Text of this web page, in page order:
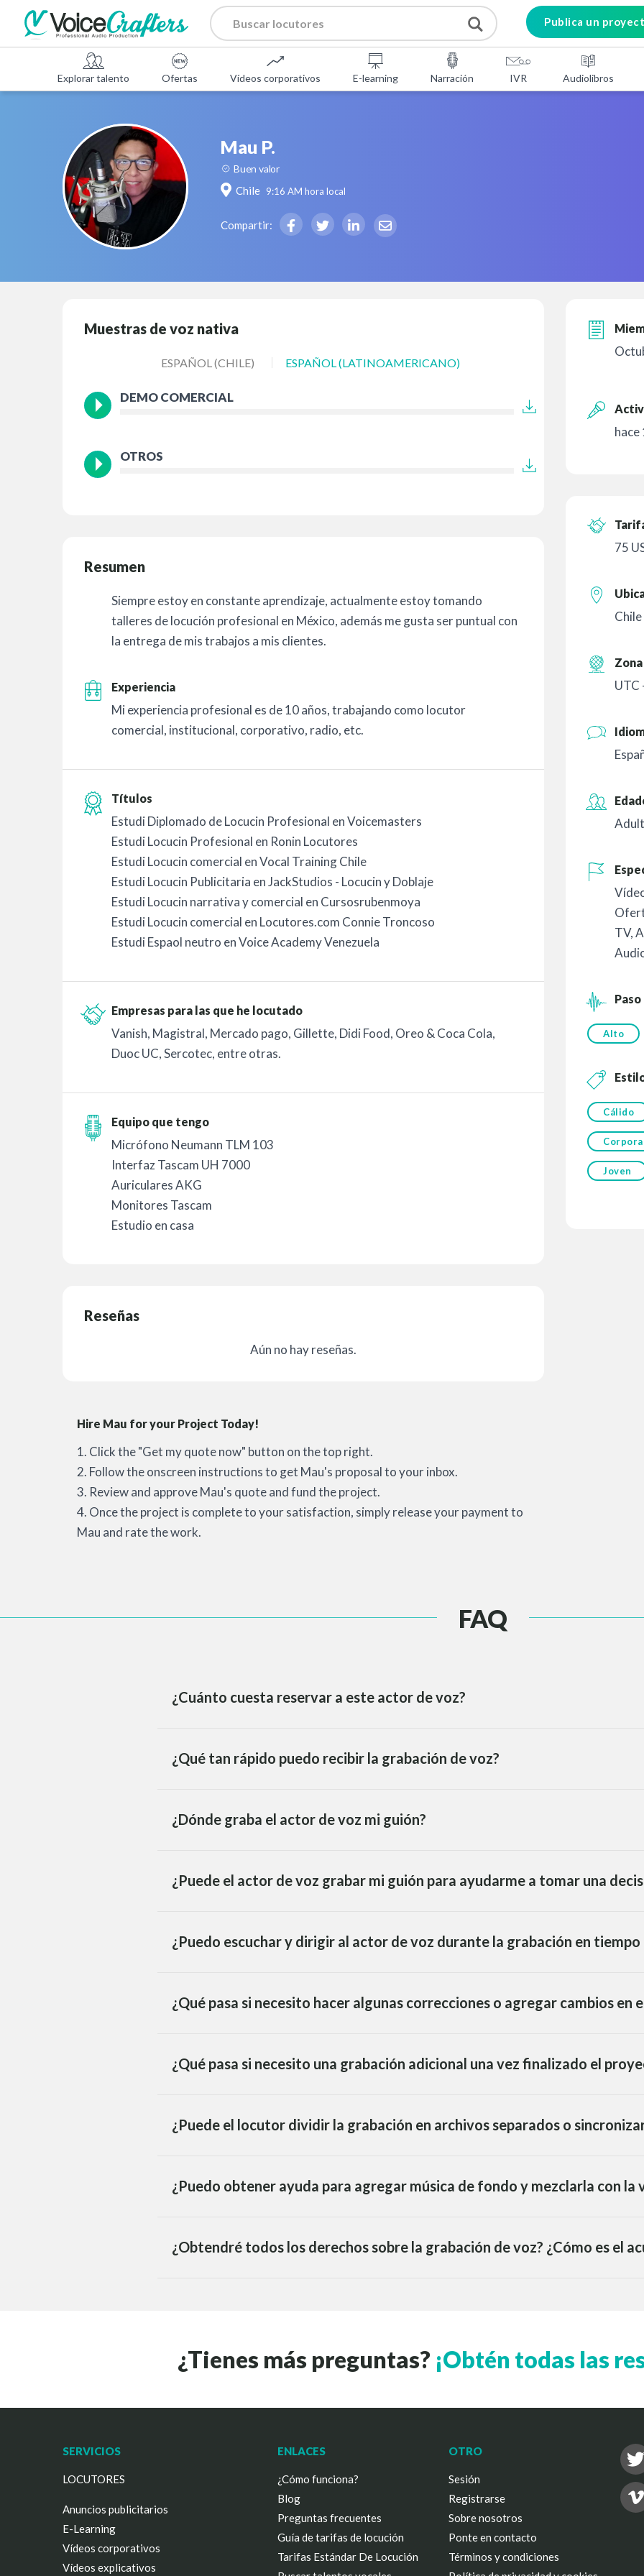
Publica un
Explorar talento Ofertas Vídeos corporativos E-learning Narración IVR Audiolibros
Mau P.
Buen valor
Chile 9:16 AM hora local
Compartir:
Muestras de voz nativa
ESPAÑOL (CHILE) ESPAÑOL (LATINOAMERICANO)
DEMO COMERCIAL
OTROS
Resumen
Siempre estoy en constante aprendizaje, actualmente estoy tomando
talleres de locución profesional en México, además me gusta ser puntual con
la entrega de mis trabajos a mis clientes.
Experiencia
Mi experiencia profesional es de 10 años, trabajando como locutor
comercial, institucional, corporativo, radio, etc.
Títulos
Estudi Diplomado de Locucin Profesional en Voicemasters
Estudi Locucin Profesional en Ronin Locutores
Estudi Locucin comercial en Vocal Training Chile
Estudi Locucin Publicitaria en JackStudios - Locucin y Doblaje
Estudi Locucin narrativa y comercial en Cursosrubenmoya
Estudi Locucin comercial en Locutores.com Connie Troncoso
Estudi Espaol neutro en Voice Academy Venezuela
Empresas para las que he locutado
Vanish, Magistral, Mercado pago, Gillette, Didi Food, Oreo & Coca Cola,
Duoc UC, Sercotec, entre otras.
Equipo que tengo
Micrófono Neumann TLM 103
Interfaz Tascam UH 7000
Auriculares AKG
Monitores Tascam
Estudio en casa
Reseñas
Aún no hay reseñas.
Hire Mau for your Project Today!
1. Click the "Get my quote now" button on the top right.
2. Follow the onscreen instructions to get Mau's proposal to your inbox.
3. Review and approve Mau's quote and fund the project.
4. Once the project is complete to your satisfaction, simply release your payment to
Mau and rate the work.
hace
75
Chile
UTC
TV,
Paso
Alto
Cálido
Joven
FAQ
¿Cuánto cuesta reservar a este actor de voz?
¿Qué tan rápido puedo recibir la grabación de voz?
¿Dónde graba el actor de voz mi guión?
¿Puede el actor de voz grabar mi guión para ayudarme a tomar una
¿Puedo escuchar y dirigir al actor de voz durante la grabación en tiempo
¿Qué pasa si necesito hacer algunas correcciones o agregar cambios en
¿Qué pasa si necesito una grabación adicional una vez finalizado el
¿Puede el locutor dividir la grabación en archivos separados o
¿Puedo obtener ayuda para agregar música de fondo y mezclarla con la
¿Obtendré todos los derechos sobre la grabación de voz? ¿Cómo es el
¿Tienes más preguntas? ¡Obtén todas las
SERVICIOS
LOCUTORES
Anuncios publicitarios
E-Learning
Vídeos corporativos
Vídeos explicativos
ENLACES
¿Cómo funciona?
Blog
Preguntas frecuentes
Guía de tarifas de locución
Tarifas Estándar De Locución
OTRO
Sesión
Registrarse
Sobre nosotros
Ponte en contacto
Términos y condiciones